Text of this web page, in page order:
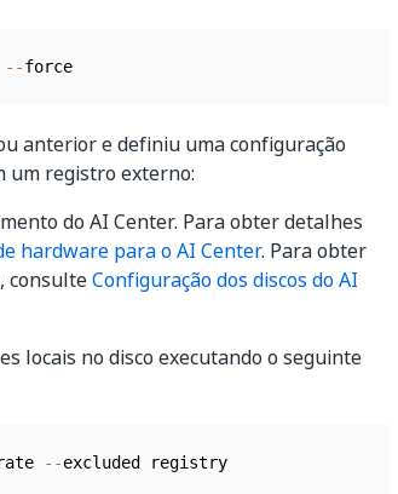
--
anterior e definiu uma configuração
um registro externo:
do AI Center. Para obter detalhes
hardware para o AI Center. Para obter
consulteConfiguração dos discos do AI
locais no disco executando o seguinte
--